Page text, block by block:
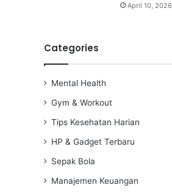
April 10, 2026
Categories
Mental Health
Gym & Workout
Tips Kesehatan Harian
HP & Gadget Terbaru
Sepak Bola
Manajemen Keuangan